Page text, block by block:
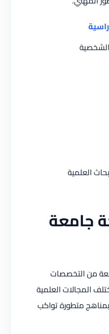
العلمية
جامعة
من التخصصات
المجالات العلمية
بمناهج متطورة تواكب